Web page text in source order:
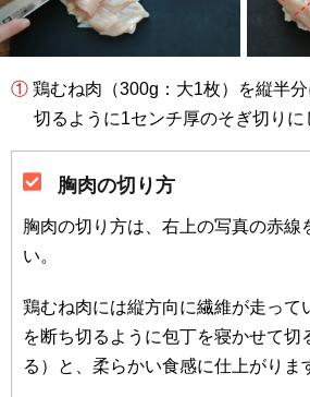
① 鶏むね肉（300g：大1枚）を縦半分に切り、繊維を断ち
切るように1センチ厚のそぎ切りに
胸肉の切り方
胸肉の切り方は、右上の写真の赤線
い。
鶏むね肉には縦方向に繊維が走って
を断ち切るように包丁を寝かせて切
る）と、柔らかい食感に仕上がりま